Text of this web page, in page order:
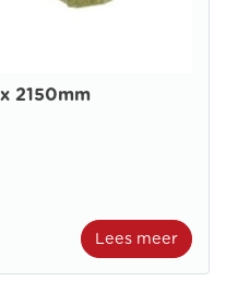
2150mm
Lees meer